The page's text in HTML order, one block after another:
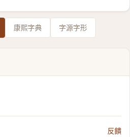
康熙字典 字源字形
反饋